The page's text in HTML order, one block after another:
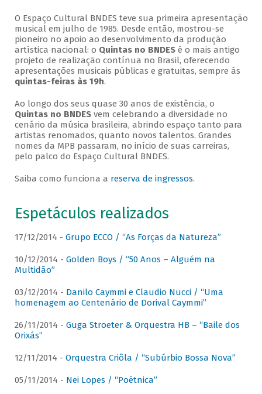
O Espaço Cultural BNDES teve sua primeira apresentação
musical em julho de 1985. Desde então, mostrou-se
pioneiro no apoio ao desenvolvimento da produção
artística nacional: o Quintas no BNDESé o mais antigo
projeto de realização contínua no Brasil, oferecendo
apresentações musicais públicas e gratuitas, sempre às
quintas-feiras às 19h.
Ao longo dos seus quase 30 anos de existência, o
Quintas no BNDESvem celebrando a diversidade no
cenário da música brasileira, abrindo espaço tanto para
artistas renomados, quanto novos talentos. Grandes
nomes da MPB passaram, no início de suas carreiras,
pelo palco do Espaço Cultural BNDES.
Saiba como funciona a reserva de ingressos.
Espetáculos realizados
17/12/2014 - Grupo ECCO / “As Forças da Natureza”
10/12/2014 - Golden Boys / “50 Anos – Alguém na
Multidão”
03/12/2014 - Danilo Caymmi e Claudio Nucci / “Uma
homenagem ao Centenário de Dorival Caymmi”
26/11/2014 - Guga Stroeter & Orquestra HB – “Baile dos
Orixás”
12/11/2014 - Orquestra Criôla / “Subúrbio Bossa Nova”
05/11/2014 - Nei Lopes / “Poétnica”